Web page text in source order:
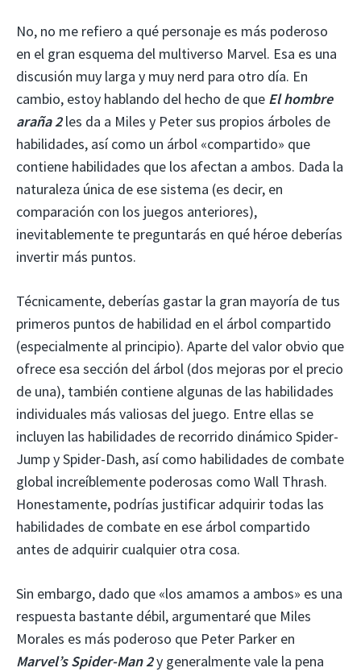
No, no me refiero a qué personaje es más poderoso
en el gran esquema del multiverso Marvel. Esa es una
discusión muy larga y muy nerd para otro día. En
cambio, estoy hablando del hecho de que El hombre
araña 2les da a Miles y Peter sus propios árboles de
habilidades, así como un árbol «compartido» que
contiene habilidades que los afectan a ambos. Dada la
naturaleza única de ese sistema (es decir, en
comparación con los juegos anteriores),
inevitablemente te preguntarás en qué héroe deberías
invertir más puntos.
Técnicamente, deberías gastar la gran mayoría de tus
primeros puntos de habilidad en el árbol compartido
(especialmente al principio). Aparte del valor obvio que
ofrece esa sección del árbol (dos mejoras por el precio
de una), también contiene algunas de las habilidades
individuales más valiosas del juego. Entre ellas se
incluyen las habilidades de recorrido dinámico Spider-
Jump y Spider-Dash, así como habilidades de combate
global increíblemente poderosas como Wall Thrash.
Honestamente, podrías justificar adquirir todas las
habilidades de combate en ese árbol compartido
antes de adquirir cualquier otra cosa.
Sin embargo, dado que «los amamos a ambos» es una
respuesta bastante débil, argumentaré que Miles
Morales es más poderoso que Peter Parker en
Marvel’s Spider-Man 2y generalmente vale la pena